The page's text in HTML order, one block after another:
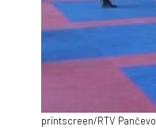
printscreen/RTV Pančevo